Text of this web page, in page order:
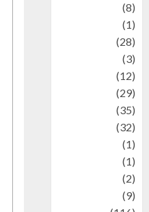
(8)
(1)
(28)
(3)
(12)
(29)
(35)
(32)
(1)
(1)
(2)
(9)